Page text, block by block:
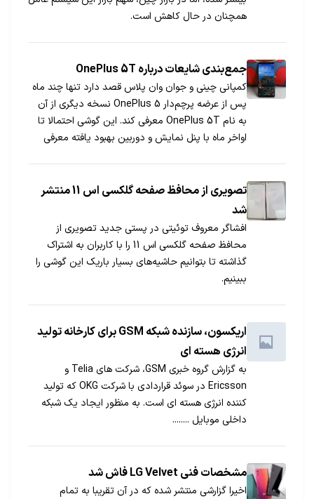
همچنان در حال کاهش است.
جمع‌بندی شایعات درباره OnePlus 5T
کمپانی چینی و جوان وان پلاس قصد دارد تنها چند ماه
پس از عرضه پرچم‌دار OnePlus 5 نسخه دیگری از آن
به نام OnePlus 5T معرفی کند. این گوشی احتمالا تا
اواخر ماه با پنل نمایش و دوربین بهبود یافته معرفی
تصویری از محافظ صفحه گلکسی اس 11 منتشر
شد
افشاگر معروف توئیتی در پستی جدید تصویری از
محافظ صفحه گلکسی اس 11 را با کاربران به اشتراک
گذاشته تا بتوانیم حاشیه‌های بسیار باریک این گوشی را
ببینیم.
اریکسون، سازنده شبکه GSM برای کارخانه تولید
انرژی هسته ای
به گزارش گروه خبری GSM، شرکت های Telia و
Ericsson در سوئد قراردادی با شرکت OKG که تولید
کننده انرژی هسته ای است. به منظور ایجاد یک شبکه
داخلی موبایل ........
مشخصات فنی LG Velvet فاش شد
اخیرا گزارشی منتشر شده که در آن تقریبا به تمام